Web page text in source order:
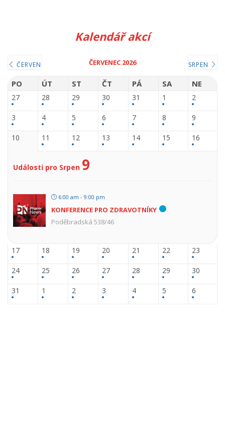
Kalendář akcí
ČERVEN ČERVENEC 2026 SRPEN
PO ÚT ST ČT PÁ SA NE
27 28 29 30 31 1 2
3 4 5 6 7 8 9
10 11 12 13 14 15 16
Události pro Srpen 9
6:00 am - 9:00 pm
KONFERENCE PRO ZDRAVOTNÍKY
Poděbradská 538/46
17 18 19 20 21 22 23
24 25 26 27 28 29 30
31 1 2 3 4 5 6